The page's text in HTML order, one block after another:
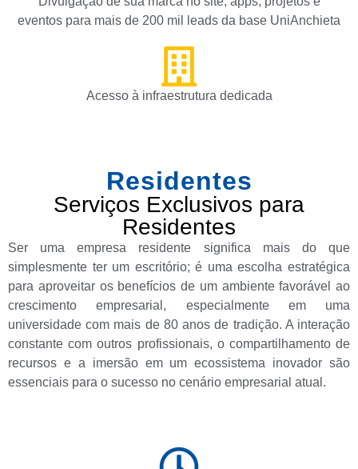
eventos para mais de 200 mil leads da base UniAnchieta
Acesso à infraestrutura dedicada
Residentes
Serviços Exclusivos para
Residentes
Ser uma empresa residente significa mais do que
simplesmente ter um escritório; é uma escolha estratégica
para aproveitar os benefícios de um ambiente favorável ao
crescimento empresarial, especialmente em uma
universidade com mais de 80 anos de tradição. A interação
constante com outros profissionais, o compartilhamento de
recursos e a imersão em um ecossistema inovador são
essenciais para o sucesso no cenário empresarial atual.